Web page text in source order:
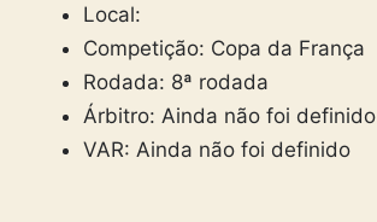
Local:
Competição: Copa da França
Rodada: 8ª rodada
Árbitro: Ainda não foi definido
VAR: Ainda não foi definido